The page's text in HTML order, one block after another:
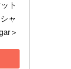
ト
ャ
＞